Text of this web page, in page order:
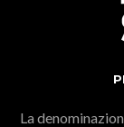
La